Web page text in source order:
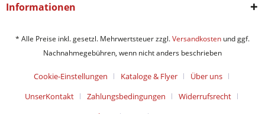
Informationen
* Alle Preise inkl. gesetzl. Mehrwertsteuer zzgl.Versandkosten und ggf.
Nachnahmegebühren, wenn nicht anders beschrieben
Cookie-Einstellungen Kataloge & Flyer
Über uns
UnserKontakt
Zahlungsbedingungen
Widerrufsrecht